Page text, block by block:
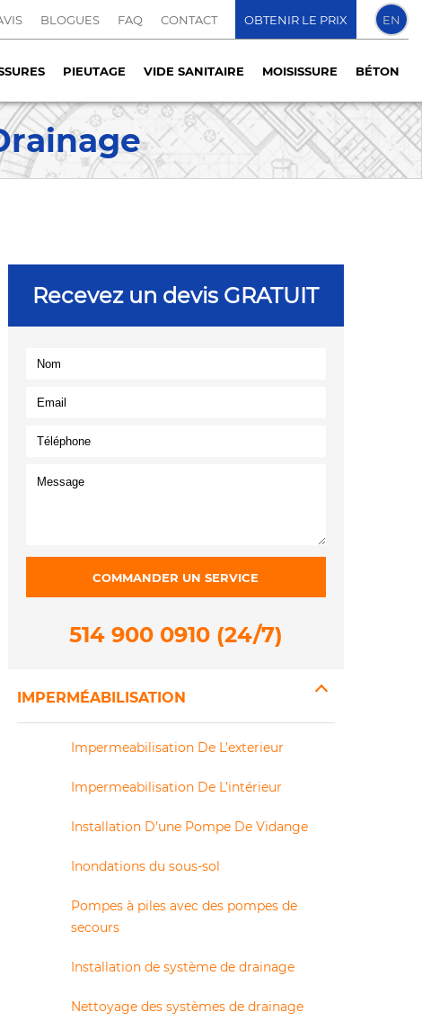
BLOGUES FAQ CONTACT OBTENIR LE PRIX EN
PIEUTAGE VIDE SANITAIRE MOISISSURE BÉTON
Recevez un devis GRATUIT
514 900 0910 (24/7)
IMPERMÉABILISATION
Impermeabilisation De L’exterieur
Impermeabilisation De L’intérieur
Installation D’une Pompe De Vidange
Inondations du sous-sol
Pompes à piles avec des pompes de
secours
Installation de système de drainage
Nettoyage des systèmes de drainage